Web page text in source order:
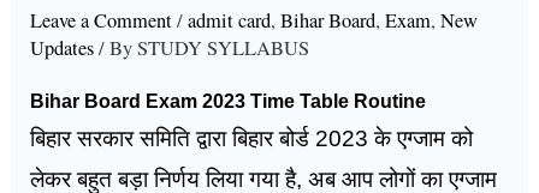
Leave a Comment/admit card,Bihar Board,Exam,New
Updates/ BySTUDY SYLLABUS
Bihar Board Exam 2023 Time Table Routine
बिहार सरकार समिति द्वारा बिहार बोर्ड 2023 के एग्जाम को
लेकर बहुत बड़ा निर्णय लिया गया है, अब आप लोगों का एग्जाम